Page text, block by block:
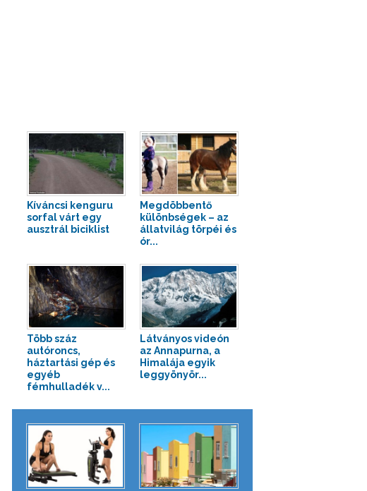
Kíváncsi kenguru
sorfal várt egy
ausztrál biciklist
Megdöbbentő
különbségek – az
állatvilág törpéi és
ór...
Több száz
autóroncs,
háztartási gép és
egyéb
fémhulladék v...
Látványos videón
az Annapurna, a
Himalája egyik
leggyönyör...